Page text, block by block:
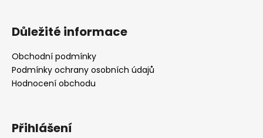
Důležité informace
Obchodní podmínky
Podmínky ochrany osobních údajů
Hodnocení obchodu
Přihlášení